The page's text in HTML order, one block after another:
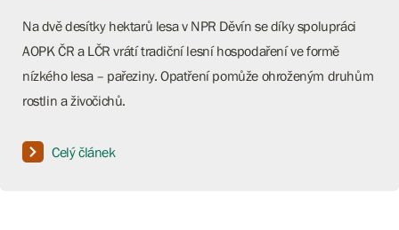
Na dvě desítky hektarů lesa v NPR Děvín se díky spolupráci
AOPK ČR a LČR vrátí tradiční lesní hospodaření ve formě
nízkého lesa – pařeziny. Opatření pomůže ohroženým druhům
rostlin a živočichů.
Celý článek